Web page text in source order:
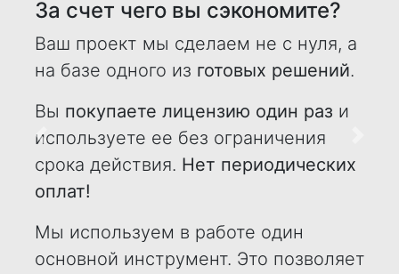
За счет чего вы сэкономите?
Ваш проект мы сделаем не с нуля, а
на базе одного из готовых решений.
Вы покупаете лицензию один раз и
используете ее без ограничения
срока действия. Нет периодических
оплат!
Мы используем в работе один
основной инструмент. Это позволяет
Назад